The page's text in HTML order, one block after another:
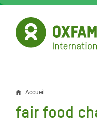
Aller
contenu
principal
Fil
d'Ariane
Accueil
fair food